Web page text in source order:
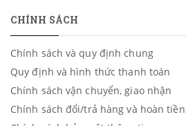
CHÍNH SÁCH
Chính sách và quy định chung
Quy định và hình thức thanh toán
Chính sách vận chuyển, giao nhận
Chính sách đổi/trả hàng và hoàn tiền